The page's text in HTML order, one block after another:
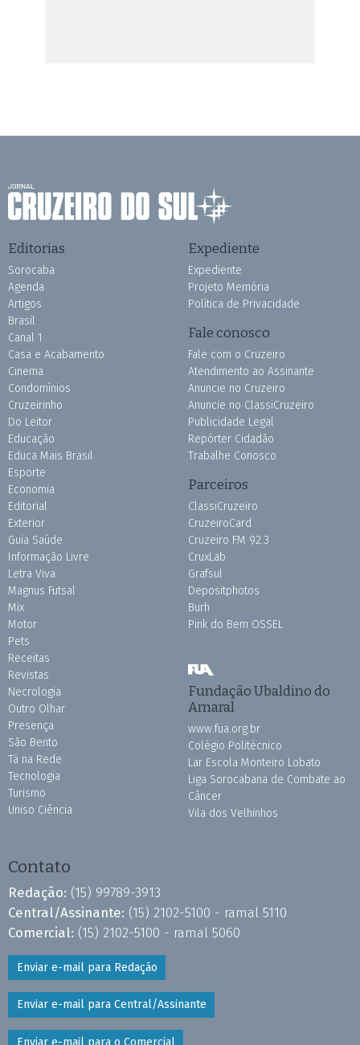
Editorias
Sorocaba
Agenda
Artigos
Brasil
Canal 1
Casa e Acabamento
Cinema
Condomínios
Cruzeirinho
Do Leitor
Educação
Educa Mais Brasil
Esporte
Economia
Editorial
Exterior
Guia Saúde
Informação Livre
Letra Viva
Magnus Futsal
Mix
Motor
Pets
Receitas
Revistas
Necrologia
Outro Olhar
Presença
São Bento
Tá na Rede
Tecnologia
Turismo
Uniso Ciência
Expediente
Expediente
Projeto Memória
Política de Privacidade
Fale conosco
Fale com o Cruzeiro
Atendimento ao Assinante
Anuncie no Cruzeiro
Anuncie no ClassiCruzeiro
Publicidade Legal
Repórter Cidadão
Trabalhe Conosco
Parceiros
ClassiCruzeiro
CruzeiroCard
Cruzeiro FM 92.3
CruxLab
Grafsul
Depositphotos
Burh
Pink do Bem OSSEL
Fundação Ubaldino do
Amaral
www.fua.org.br
Colégio Politécnico
Lar Escola Monteiro Lobato
Liga Sorocabana de Combate ao
Câncer
Vila dos Velhinhos
Contato
Redação: (15) 99789-3913
Central/Assinante: (15) 2102-5100 - ramal 5110
Comercial: (15) 2102-5100 - ramal 5060
Enviar e-mail para Redação
Enviar e-mail para Central/Assinante
Enviar e-mail para o Comercial